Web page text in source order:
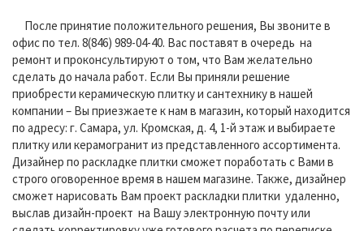
После принятие положительного решения, Вы звоните в
офис по тел. 8(846) 989-04-40. Вас поставят в очередь на
ремонт и проконсультируют о том, что Вам желательно
сделать до начала работ. Если Вы приняли решение
приобрести керамическую плитку и сантехнику в нашей
компании – Вы приезжаете к нам в магазин, который находится
по адресу: г. Самара, ул. Кромская, д. 4, 1-й этаж и выбираете
плитку или керамогранит из представленного ассортимента.
Дизайнер по раскладке плитки сможет поработать с Вами в
строго оговоренное время в нашем магазине. Также, дизайнер
сможет нарисовать Вам проект раскладки плитки удаленно,
выслав дизайн-проект на Вашу электронную почту или